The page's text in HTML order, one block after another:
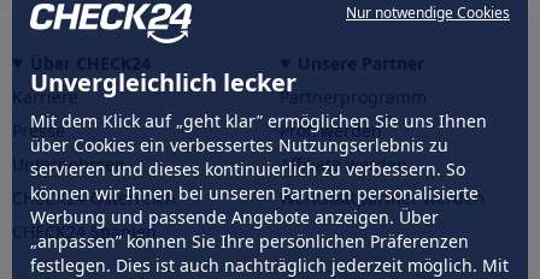
Nur notwendige Cookies
Unvergleichlich lecker
Mit dem Klick auf „geht klar” ermöglichen Sie uns Ihnen
über Cookies ein verbessertes Nutzungserlebnis zu
servieren und dieses kontinuierlich zu verbessern. So
können wir Ihnen bei unseren Partnern personalisierte
Werbung und passende Angebote anzeigen. Über
„anpassen” können Sie Ihre persönlichen Präferenzen
festlegen. Dies ist auch nachträglich jederzeit möglich. Mit
Karriere
Presse
Unternehmen
CHECK24 Österreich
CHECK24 Spanien
Partnerprogramm
Profi werden
Affiliate werden
Werkstattpartner werden